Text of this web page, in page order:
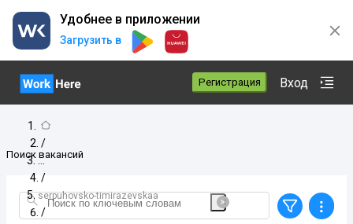
Удобнее в приложении
Загрузить в
Регистрация Вход
/
/
serpuhovsko-timirazevskaa
/
Поиск вакансий